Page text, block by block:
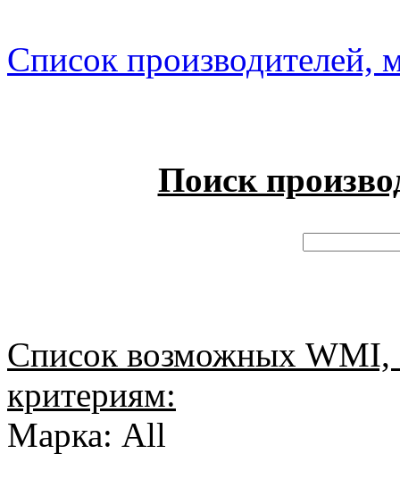
Список производителей,
Поиск
Список возможных
критериям:
Марка: All